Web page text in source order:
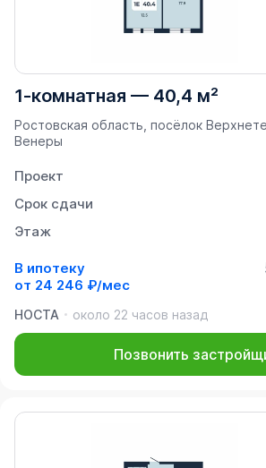
1-комнатная — 40,4 м²
Ростовская область, посёлок
Венеры
Проект
Срок сдачи
Этаж
В ипотеку
от 24 246 ₽/мес
НОСТА
около 22 часов назад
Позвонить